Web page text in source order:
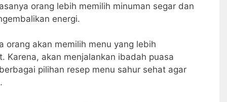
orang lebih memilih minuman segar dan
energi.
orang akan memilih menu yang lebih
Karena, akan menjalankan ibadah puasa
pilihan resep menu sahur sehat agar